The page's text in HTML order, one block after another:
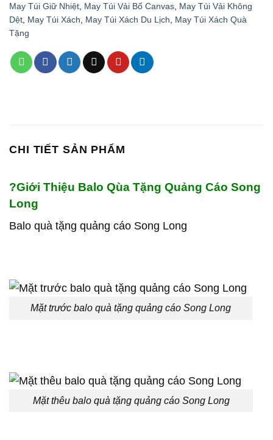
May Túi Giữ Nhiệt May Túi Vải Bố Canvas May Túi Vải Không
Dệt May Túi Xách May Túi Xách Du Lịch
May Túi Xách Quà
Tặng
CHI TIẾT SẢN PHẨM
?Giới Thiệu Balo Qùa Tặng Quảng Cáo Song
Long
Balo quà tặng quảng cáo Song Long
Mặt trước balo quà tặng quảng cáo Song Long
Mặt thêu balo quà tặng quảng cáo Song Long